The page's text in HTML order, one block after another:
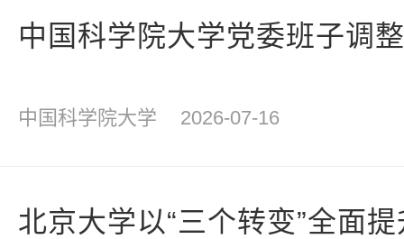
中国科学院大学党委班子调
中国科学院大学 2026-07-16
北京大学以“三个转变”全面